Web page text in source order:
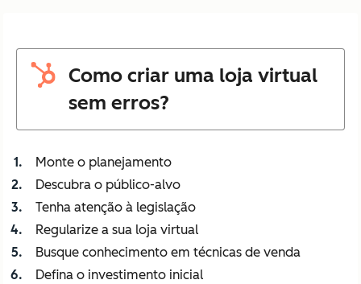
Como criar uma loja virtual
sem erros?
Monte o planejamento
Descubra o público-alvo
Tenha atenção à legislação
Regularize a sua loja virtual
Busque conhecimento em técnicas de venda
Defina o investimento inicial